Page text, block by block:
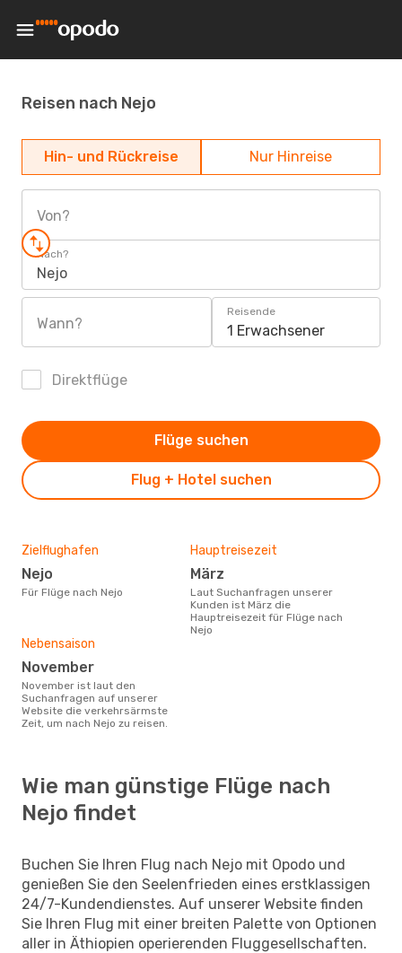
Reisen nach Nejo
Hin- und Rückreise Nur Hinreise
Von?
Nach?
Nejo
Wann?
Reisende
1 Erwachsener
Direktflüge
Flug + Hotel suchen
Flüge suchen
Zielflughafen
Nejo
Für Flüge nach Nejo
Hauptreisezeit
März
Laut Suchanfragen unserer
Kunden ist März die
Hauptreisezeit für Flüge nach
Nejo
Nebensaison
November
November ist laut den
Suchanfragen auf unserer
Website die verkehrsärmste
Zeit, um nach Nejo zu reisen.
Wie man günstige Flüge nach
Nejo findet
Buchen Sie Ihren Flug nach Nejo mit Opodo und
genießen Sie den Seelenfrieden eines erstklassigen
24/7-Kundendienstes. Auf unserer Website finden
Sie Ihren Flug mit einer breiten Palette von Optionen
aller in Äthiopien operierenden Fluggesellschaften.